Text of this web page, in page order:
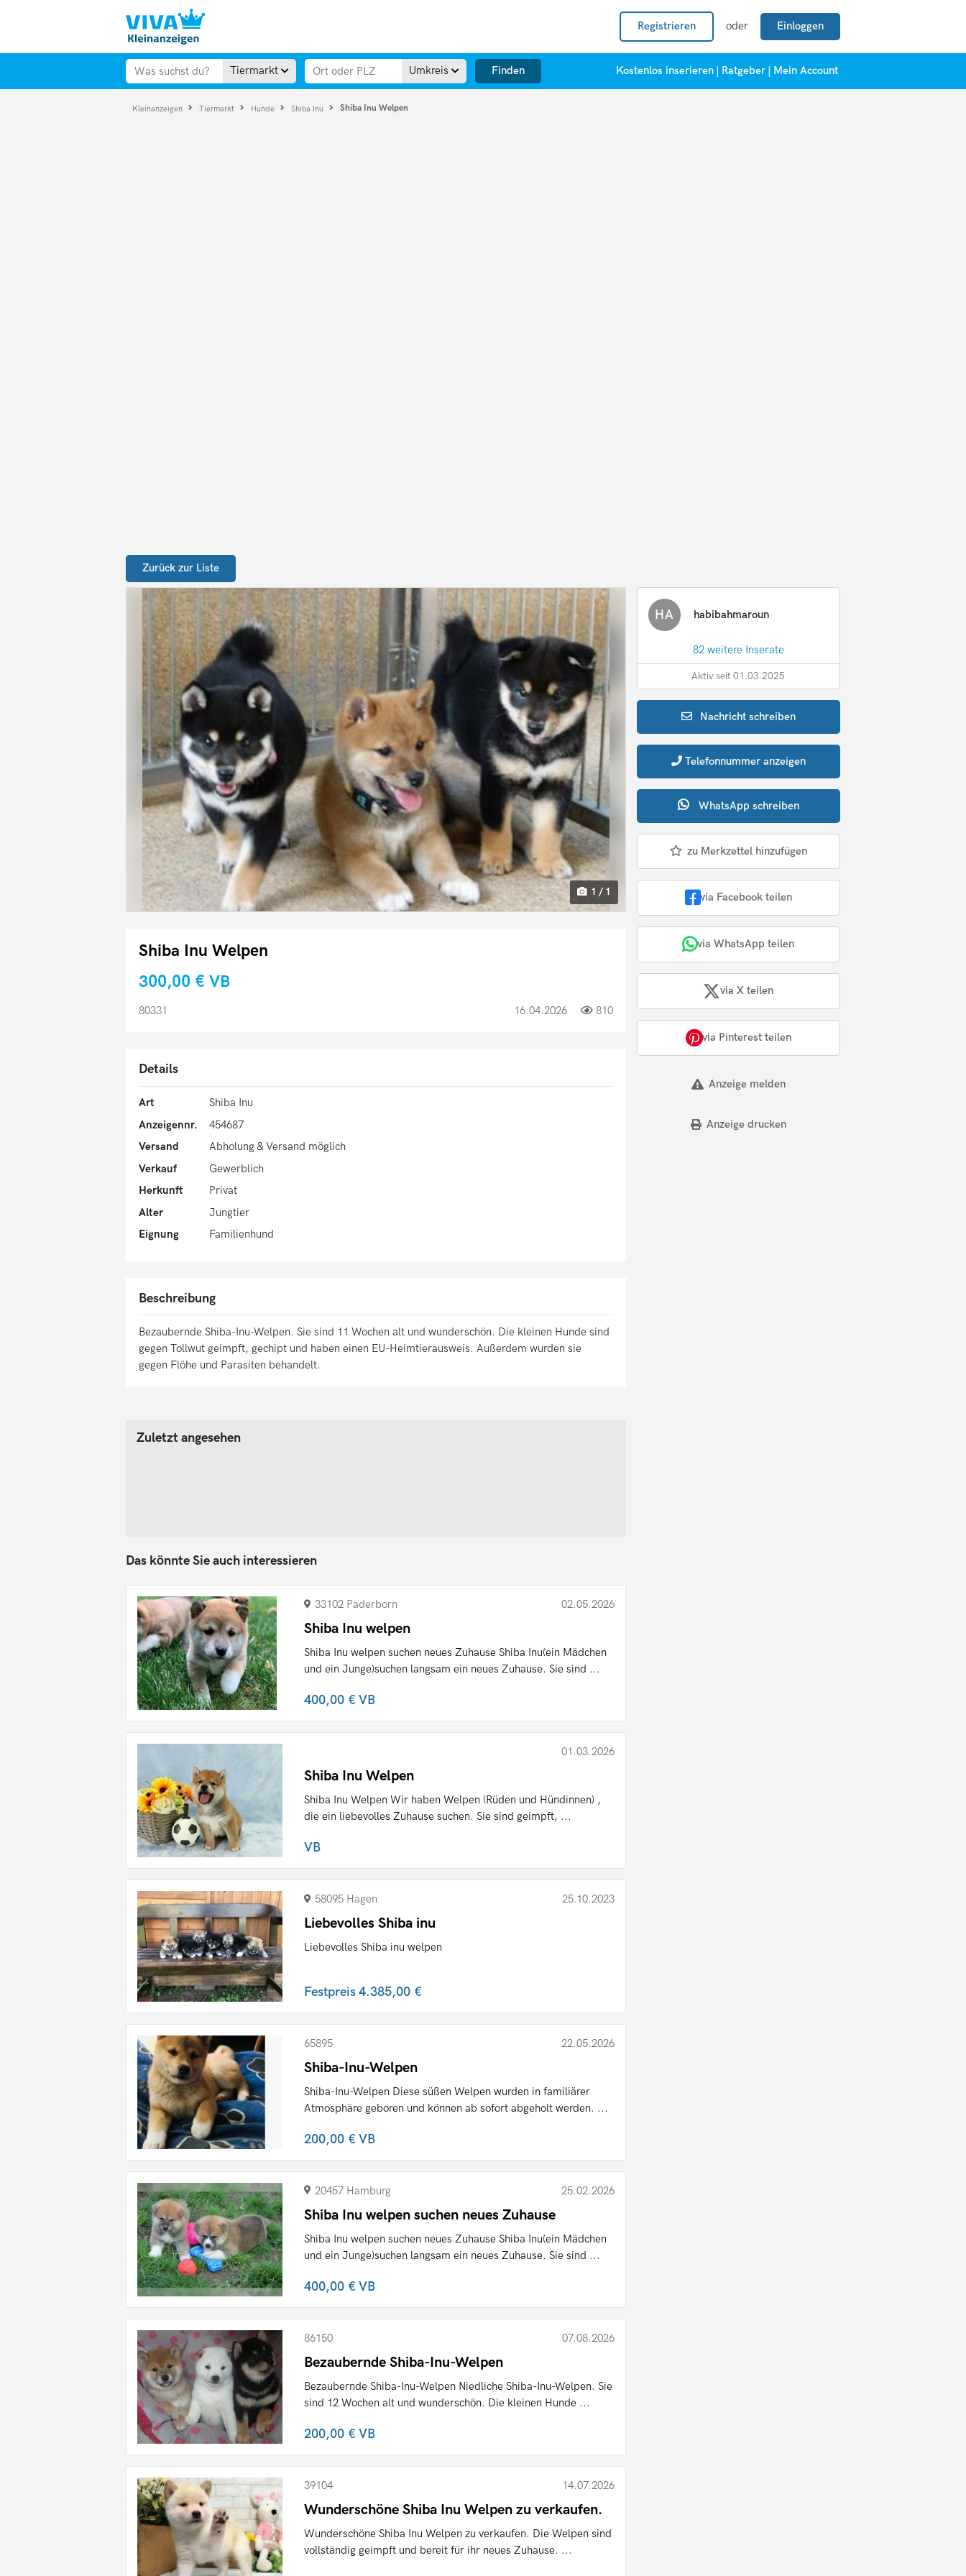
Registrieren oder Einloggen
Tiermarkt Umkreis Finden Kostenlos inserieren Ratgeber Mein Account
Kleinanzeigen Tiermarkt Hunde Shiba Inu Shiba Inu Welpen
Zurück zur Liste
1 / 1
Shiba Inu Welpen
300,00 € VB
80331 16.04.2026 810
Details
Art
Shiba Inu
Anzeigennr.
454687
Versand
Abholung & Versand möglich
Verkauf
Gewerblich
Herkunft
Privat
Alter
Jungtier
Eignung
Familienhund
Beschreibung
Bezaubernde Shiba-Inu-Welpen. Sie sind 11 Wochen alt und wunderschön. Die kleinen Hunde sind
gegen Tollwut geimpft, gechipt und haben einen EU-Heimtierausweis. Außerdem wurden sie
gegen Flöhe und Parasiten behandelt.
HA habibahmaroun
82 weitere Inserate
Aktiv seit 01.03.2025
Nachrichtschreiben
Telefonnummer anzeigen
WhatsApp schreiben
zu Merkzettel hinzufügen
via Facebook teilen
via WhatsApp teilen
via X teilen
via Pinterest teilen
Anzeige melden
Anzeige drucken
Zuletzt angesehen
Das könnte Sie auch interessieren
33102 Paderborn 02.05.2026
Shiba Inu welpen
Shiba Inu welpen suchen neues Zuhause Shiba Inu(ein Mädchen
und ein Junge)suchen langsam ein neues Zuhause. Sie sind ...
400,00 €VB
01.03.2026
Shiba Inu Welpen
Shiba Inu Welpen Wir haben Welpen (Rüden und Hündinnen) ,
die ein liebevolles Zuhause suchen. Sie sind geimpft, ...
VB
58095 Hagen 25.10.2023
Liebevolles Shiba inu
Liebevolles Shiba inu welpen
Festpreis4.385,00 €
65895 22.05.2026
Shiba-Inu-Welpen
Shiba-Inu-Welpen Diese süßen Welpen wurden in familiärer
Atmosphäre geboren und können ab sofort abgeholt werden. ...
200,00 €VB
20457 Hamburg 25.02.2026
Shiba Inu welpen suchen neues Zuhause
Shiba Inu welpen suchen neues Zuhause Shiba Inu(ein Mädchen
und ein Junge)suchen langsam ein neues Zuhause. Sie sind ...
400,00 €VB
86150 07.08.2026
Bezaubernde Shiba-Inu-Welpen
Bezaubernde Shiba-Inu-Welpen Niedliche Shiba-Inu-Welpen. Sie
sind 12 Wochen alt und wunderschön. Die kleinen Hunde ...
200,00 €VB
39104 14.07.2026
Wunderschöne Shiba Inu Welpen zu verkaufen.
Wunderschöne Shiba Inu Welpen zu verkaufen. Die Welpen sind
vollständig geimpft und bereit für ihr neues Zuhause. ...